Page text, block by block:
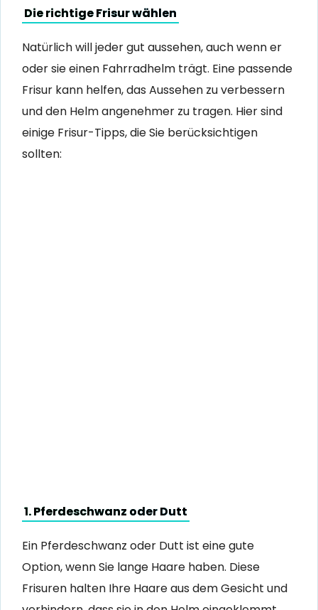
Die richtige Frisur wählen
Natürlich will jeder gut aussehen, auch wenn er
oder sie einen Fahrradhelm trägt. Eine passende
Frisur kann helfen, das Aussehen zu verbessern
und den Helm angenehmer zu tragen. Hier sind
einige Frisur-Tipps, die Sie berücksichtigen
sollten:
1. Pferdeschwanz oder Dutt
Ein Pferdeschwanz oder Dutt ist eine gute
Option, wenn Sie lange Haare haben. Diese
Frisuren halten Ihre Haare aus dem Gesicht und